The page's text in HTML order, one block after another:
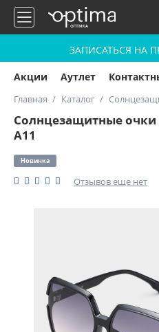
ЗАПИСАТЬСЯ НА
Акции Аутлет
Главная Каталог
Солнцезащитные очки
A11
Новинка
Отзывов еще нет